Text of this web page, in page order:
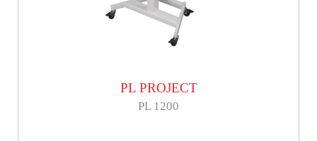
PL PROJECT
PL 1200